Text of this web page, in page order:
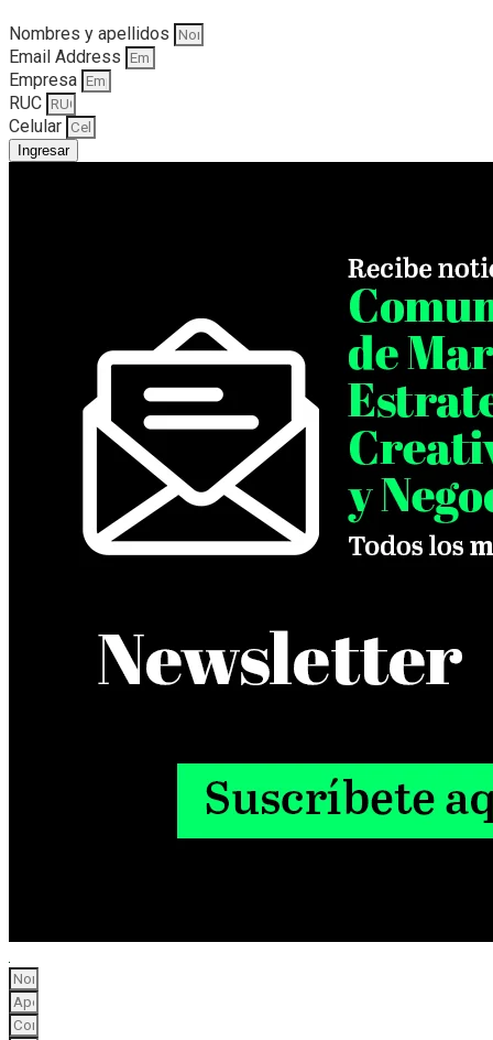
Nombres y apellidos
Email Address
Empresa
RUC
Celular
Ingresar